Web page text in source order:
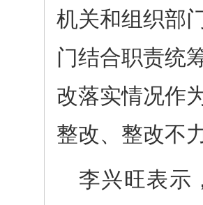
机关和组织部
门结合职责统
改落实情况作
整改、整改不
李兴旺表示